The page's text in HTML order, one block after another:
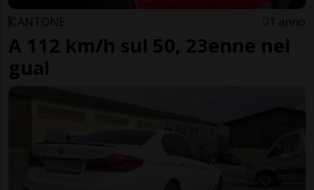
CANTONE 1 anno
A 112 km/h sul 50, 23enne nei
guai